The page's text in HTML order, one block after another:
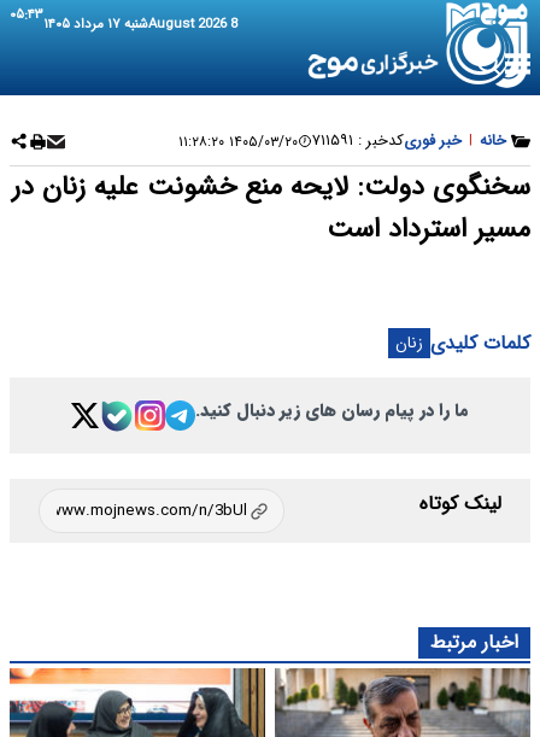
8 August 2026 شنبه ۱۷ مرداد ۱۴۰۵ ۰۵:۴۳
خانه | خبر فوریکدخبر : ۷۱۱۵۹۱ ۱۴۰۵/۰۳/۲۰ ۱۱:۲۸:۲۰
سخنگوی دولت: لایحه منع خشونت علیه زنان در
مسیر استرداد است
کلمات کلیدی زنان
ما را در پیام رسان های زیر دنبال کنید.
لینک کوتاه
اخبار مرتبط